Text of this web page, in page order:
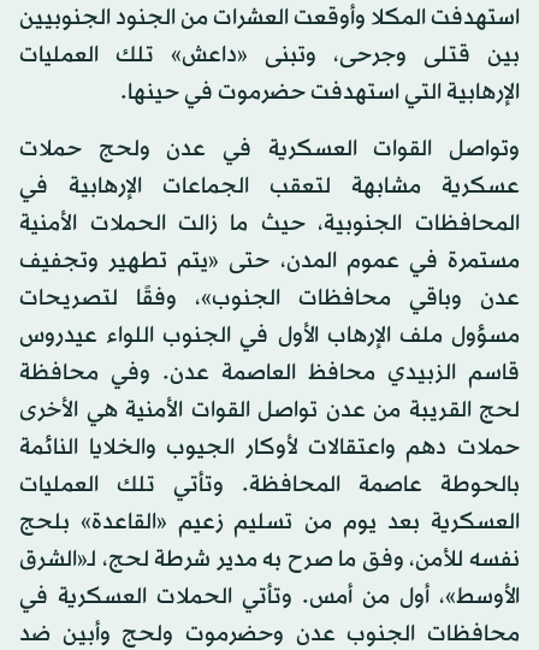
استهدفت المكلا وأوقعت العشرات من الجنود الجنوبيين
بين قتلى وجرحى، وتبنى «داعش» تلك العمليات
الإرهابية التي استهدفت حضرموت في حينها.
وتواصل القوات العسكرية في عدن ولحج حملات
عسكرية مشابهة لتعقب الجماعات الإرهابية في
المحافظات الجنوبية، حيث ما زالت الحملات الأمنية
مستمرة في عموم المدن، حتى «يتم تطهير وتجفيف
عدن وباقي محافظات الجنوب»، وفقًا لتصريحات
مسؤول ملف الإرهاب الأول في الجنوب اللواء عيدروس
قاسم الزبيدي محافظ العاصمة عدن. وفي محافظة
لحج القريبة من عدن تواصل القوات الأمنية هي الأخرى
حملات دهم واعتقالات لأوكار الجيوب والخلايا النائمة
بالحوطة عاصمة المحافظة. وتأتي تلك العمليات
العسكرية بعد يوم من تسليم زعيم «القاعدة» بلحج
نفسه للأمن، وفق ما صرح به مدير شرطة لحج، لـ«الشرق
الأوسط»، أول من أمس. وتأتي الحملات العسكرية في
محافظات الجنوب عدن وحضرموت ولحج وأبين ضد